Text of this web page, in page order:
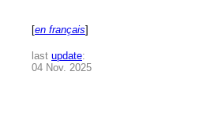
[en français]
last update:
04 Nov. 2025